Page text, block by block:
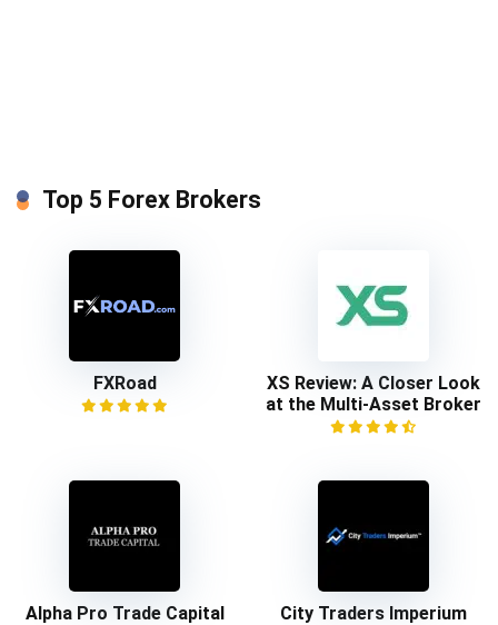
Top 5 Forex Brokers
FXRoad
XS Review: A Closer Look
at the Multi-Asset Broker
Alpha Pro Trade Capital
City Traders Imperium